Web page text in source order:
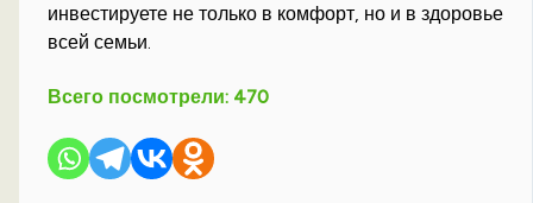
инвестируете не только в комфорт, но и в здоровье
всей семьи.
Всего посмотрели: 470